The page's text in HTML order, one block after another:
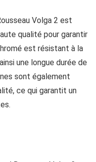
Volga 2 est
qualité pour garantir
est résistant à la
une longue durée de
sont également
ce qui garantit un